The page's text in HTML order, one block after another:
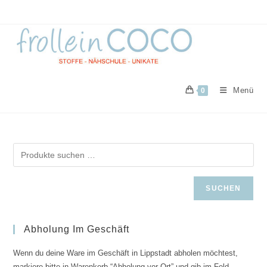
springen
0 Menü
SUCHEN
Abholung Im Geschäft
Wenn du deine Ware im Geschäft in Lippstadt abholen möchtest,